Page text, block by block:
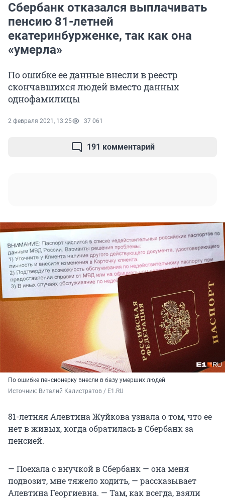
Сбербанк отказался выплачивать
пенсию 81-летней
екатеринбурженке, так как она
«умерла»
По ошибке ее данные внесли в реестр
скончавшихся людей вместо данных
однофамилицы
2 февраля 2021, 13:25 37 061
191 комментарий
По ошибке пенсионерку внесли в базу умерших людей
Источник: Виталий Калистратов / E1.RU
81-летняя Алевтина Жуйкова узнала о том, что ее
нет в живых, когда обратилась в Сбербанк за
пенсией.
— Поехала с внучкой в Сбербанк — она меня
подвозит, мне тяжело ходить, — рассказывает
Алевтина Георгиевна. — Там, как всегда, взяли